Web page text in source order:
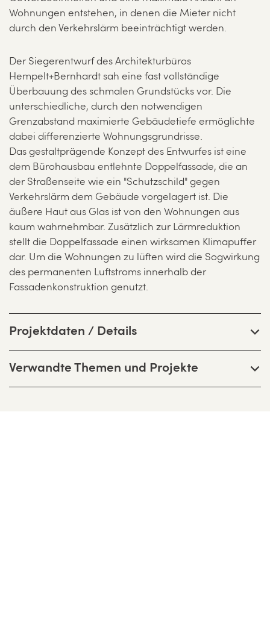
Wohnungen entstehen, in denen die Mieter nicht
durch den Verkehrslärm beeinträchtigt werden.
Der Siegerentwurf des Architekturbüros
Hempelt+Bernhardt sah eine fast vollständige
Überbauung des schmalen Grundstücks vor. Die
unterschiedliche, durch den notwendigen
Grenzabstand maximierte Gebäudetiefe ermöglichte
dabei differenzierte Wohnungsgrundrisse.
Das gestaltprägende Konzept des Entwurfes ist eine
dem Bürohausbau entlehnte Doppelfassade, die an
der Straßenseite wie ein "Schutzschild" gegen
Verkehrslärm dem Gebäude vorgelagert ist. Die
äußere Haut aus Glas ist von den Wohnungen aus
kaum wahrnehmbar. Zusätzlich zur Lärmreduktion
stellt die Doppelfassade einen wirksamen Klimapuffer
dar. Um die Wohnungen zu lüften wird die Sogwirkung
des permanenten Luftstroms innerhalb der
Fassadenkonstruktion genutzt.
Projektdaten / Details
Verwandte Themen und Projekte